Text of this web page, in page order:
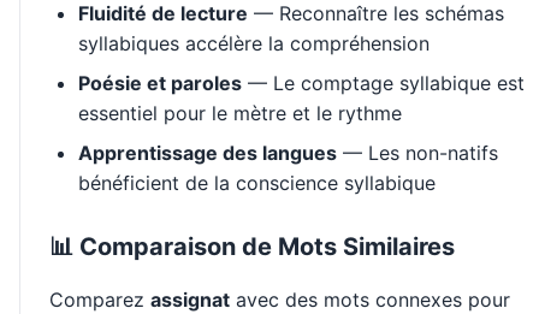
Fluidité de lecture — Reconnaître les schémas
syllabiques accélère la compréhension
Poésie et paroles — Le comptage syllabique est
essentiel pour le mètre et le rythme
Apprentissage des langues — Les non-natifs
bénéficient de la conscience syllabique
📊 Comparaison de Mots Similaires
Comparez assignat avec des mots connexes pour